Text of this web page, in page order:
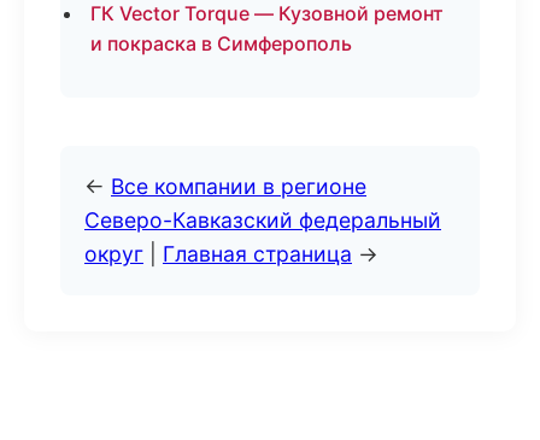
ГК Vector Torque — Кузовной ремонт
и покраска в Симферополь
← Все компании в регионе
Северо-Кавказский федеральный
округ
Главная страница →